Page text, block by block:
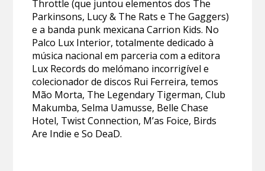
Throttle (que juntou elementos dos The
Parkinsons, Lucy & The Rats e The Gaggers)
e a banda punk mexicana Carrion Kids. No
Palco Lux Interior, totalmente dedicado à
música nacional em parceria com a editora
Lux Records do melómano incorrigível e
colecionador de discos Rui Ferreira, temos
Mão Morta, The Legendary Tigerman, Club
Makumba, Selma Uamusse, Belle Chase
Hotel, Twist Connection, M’as Foice, Birds
Are Indie e So DeaD.